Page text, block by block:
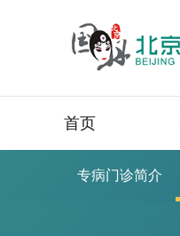
首页
专病门诊简介